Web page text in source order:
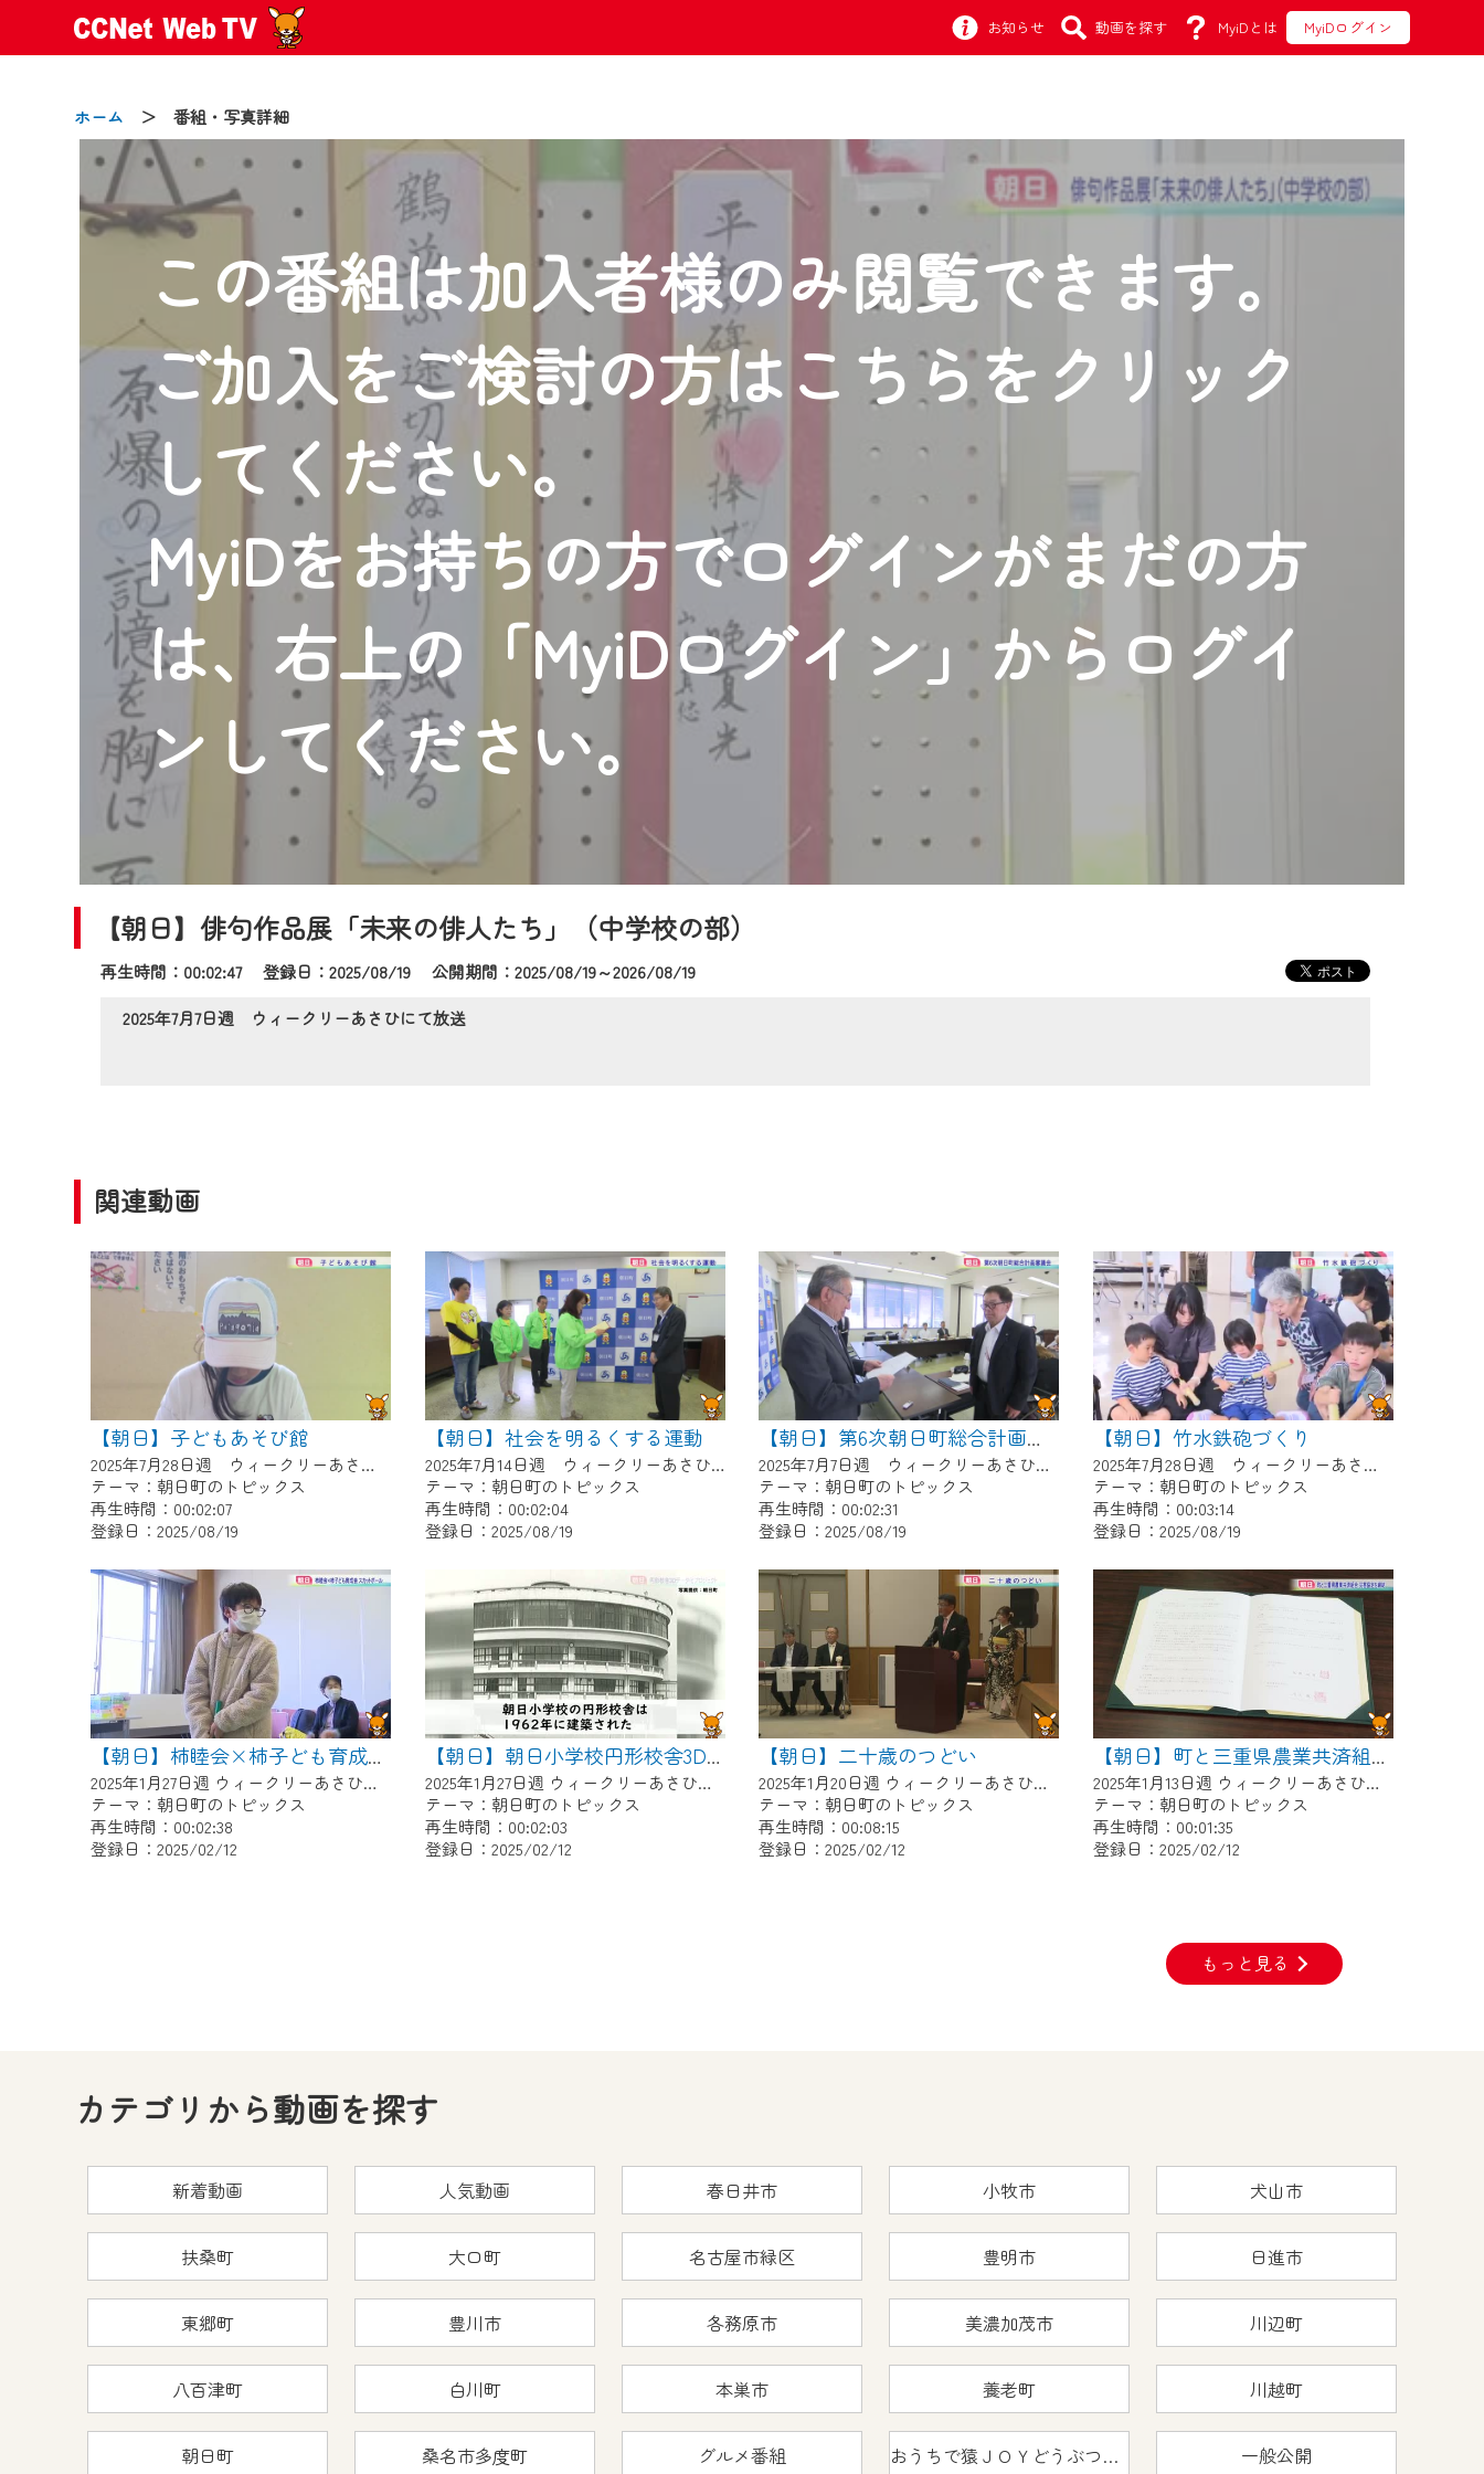
お知らせ 動画を探す MyiDとは MyiDログイン
ホーム ＞ 番組・写真詳細
この番組は加入者様のみ閲覧できます。
ご加入をご検討の方はこちらをクリック
してください。
MyiDをお持ちの方でログインがまだの方
は、右上の「MyiDログイン」からログイ
ンしてください。
【朝日】俳句作品展「未来の俳人たち」（中学校の部）
再生時間：00:02:47 登録日：2025/08/19公開期間：2025/08/19～2026/08/19
2025年7月7日週 ウィークリーあさひにて放送
関連動画
【朝日】子どもあそび館
2025年7月28日週 ウィークリーあさひにて放送
テーマ：朝日町のトピックス
再生時間：00:02:07
登録日：2025/08/19
【朝日】社会を明るくする運動
2025年7月14日週 ウィークリーあさひにて放送
テーマ：朝日町のトピックス
再生時間：00:02:04
登録日：2025/08/19
【朝日】第6次朝日町総合計画審議会
2025年7月7日週 ウィークリーあさひにて放送
テーマ：朝日町のトピックス
再生時間：00:02:31
登録日：2025/08/19
【朝日】竹水鉄砲づくり
2025年7月28日週 ウィークリーあさひにて放送
テーマ：朝日町のトピックス
再生時間：00:03:14
登録日：2025/08/19
【朝日】柿睦会×柿子ども育成会 スカットボール
2025年1月27日週 ウィークリーあさひにて放送
テーマ：朝日町のトピックス
再生時間：00:02:38
登録日：2025/02/12
【朝日】朝日小学校円形校舎3Dデータ化プロジェクト
2025年1月27日週 ウィークリーあさひにて放送
テーマ：朝日町のトピックス
再生時間：00:02:03
登録日：2025/02/12
【朝日】二十歳のつどい
2025年1月20日週 ウィークリーあさひにて放送
テーマ：朝日町のトピックス
再生時間：00:08:15
登録日：2025/02/12
【朝日】町と三重県農業共済組合 災害協定を締結
2025年1月13日週 ウィークリーあさひにて放送
テーマ：朝日町のトピックス
再生時間：00:01:35
登録日：2025/02/12
もっと見る
カテゴリから動画を探す
新着動画 人気動画 春日井市 小牧市 犬山市
扶桑町 大口町 名古屋市緑区 豊明市 日進市
東郷町 豊川市 各務原市 美濃加茂市 川辺町
八百津町 白川町 本巣市 養老町 川越町
朝日町 桑名市多度町 グルメ番組 おうちで猿ＪＯＹどうぶつえん 一般公開
お知らせ
2024/09/02
動画配信サービス『CCNet Web TV』は2024年9月24日からリニューアルします！
【変更点】
◆デザイン変更により、お住まいの地域の動画コンテンツが一目瞭然。
◆当社アプリやＰＣブラウザから、いつでも・どこでも・外出先でも！
CCNetサービスエリア20市町の地域情報番組をご視聴いただけます！
【ご注意】
2024年9月24日からはご加入者様へのサービス向上のため、
『CCNet Web TV』を利用いただくには、一部コンテンツを除き、
CCNetサービスへの加入と『CCNetマイページ※』へのログインが必要となります。
何卒、ご理解ご了承の程よろしくお願いいたします。
※マイページへのログインには、MyIDが必要となります。
※MyIDとは、CCNet Web TVを含むCCNetの各種サービスをご利用頂くためのIDです。
IDはお客様が使っているメールアドレスで設定できます。
（GmailやYahooなどのフリーメールアドレスでも作成可能です）
※マイページへのログイン・MyIDの新規登録はこちら
から
※CCNetアプリをご利用中の方は引き続きご視聴いただけます。
＜メンテナンス情報＞
CCNetWebTVのリニューアルにともないメンテナンス作業を予定しています。
日時 9/24 9:30～16:30
ご不便をおかけいたしますが、ご了承の程よろしくお願いいたします。